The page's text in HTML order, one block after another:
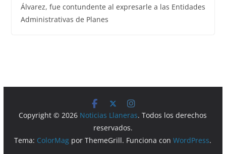
Álvarez, fue contundente al expresarle a las Entidades
Administrativas de Planes
Copyright © 2026 Noticias Llaneras. Todos los derechos
reservados.
Tema: ColorMag por ThemeGrill. Funciona conWordPress.